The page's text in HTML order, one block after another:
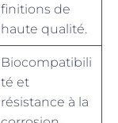
finitions de
haute qualité.
Biocompatibili
té et
résistance à la